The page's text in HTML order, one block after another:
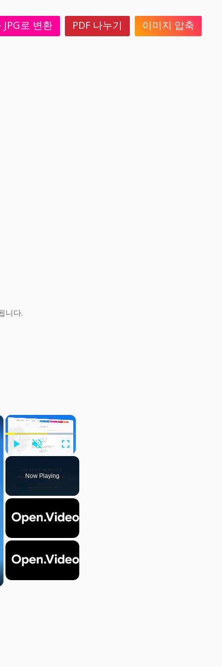
JPG로 변환 PDF 나누기 이미지 압축
니다.
×
Play Unmute Fullscreen
Now Playing